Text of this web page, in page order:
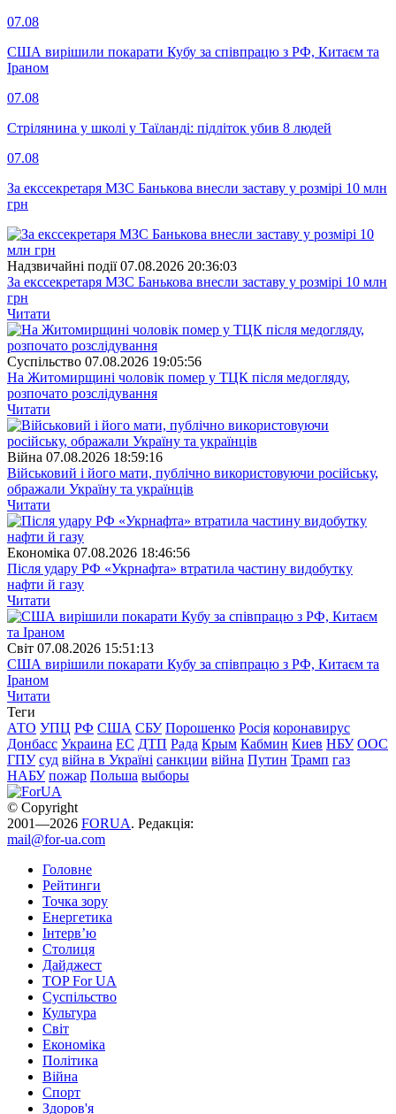
07.08
США вирішили покарати Кубу за співпрацю з РФ, Китаєм та
Іраном
07.08
Стрілянина у школі у Таїланді: підліток убив 8 людей
07.08
За екссекретаря МЗС Банькова внесли заставу у розмірі 10 млн
грн
Надзвичайні події 07.08.2026 20:36:03
За екссекретаря МЗС Банькова внесли заставу у розмірі 10 млн
грн
Читати
Суспiльство 07.08.2026 19:05:56
На Житомирщині чоловік помер у ТЦК після медогляду,
розпочато розслідування
Читати
Війна 07.08.2026 18:59:16
Військовий і його мати, публічно використовуючи російську,
ображали Україну та українців
Читати
Економіка 07.08.2026 18:46:56
Після удару РФ «Укрнафта» втратила частину видобутку
нафти й газу
Читати
Свiт 07.08.2026 15:51:13
США вирішили покарати Кубу за співпрацю з РФ, Китаєм та
Іраном
Читати
Теги
АТО УПЦ РФ США СБУ Порошенко Росія коронавирус
Донбасс Украина ЕС ДТП Рада Крым Кабмин Киев НБУ ООС
ГПУ суд війна в Україні санкции війна Путин Трамп газ
НАБУ пожар Польша выборы
© Copyright
2001—2026 FORUA. Редакція:
mail@for-ua.com
Головне
Рейтинги
Точка зору
Енергетика
Інтерв’ю
Столиця
Дайджест
TOP For UA
Суспiльство
Культура
Світ
Економіка
Політика
Війна
Спорт
Здоров'я